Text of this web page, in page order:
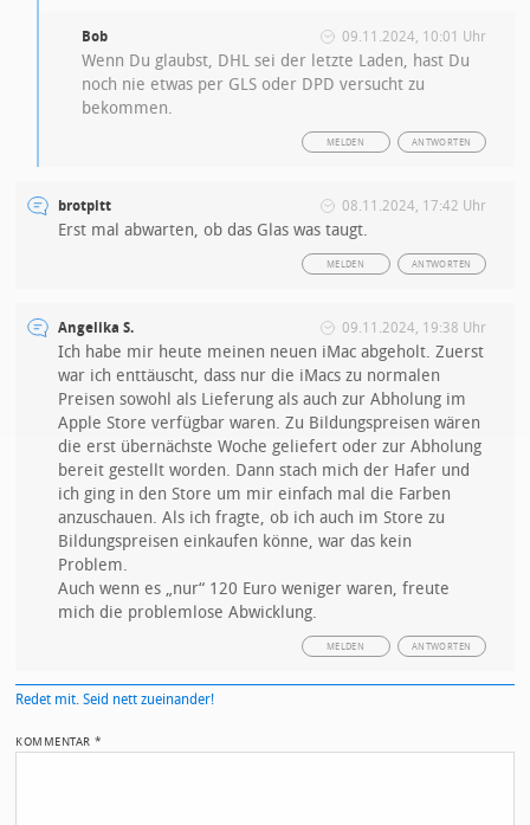
Bob 09.11.2024, 10:01 Uhr
Wenn Du glaubst, DHL sei der letzte Laden, hast Du
noch nie etwas per GLS oder DPD versucht zu
bekommen.
ANTWORTEN
MELDEN
brotpitt 08.11.2024, 17:42 Uhr
Erst mal abwarten, ob das Glas was taugt.
ANTWORTEN
MELDEN
Angelika S. 09.11.2024, 19:38 Uhr
Ich habe mir heute meinen neuen iMac abgeholt. Zuerst
war ich enttäuscht, dass nur die iMacs zu normalen
Preisen sowohl als Lieferung als auch zur Abholung im
Apple Store verfügbar waren. Zu Bildungspreisen wären
die erst übernächste Woche geliefert oder zur Abholung
bereit gestellt worden. Dann stach mich der Hafer und
ich ging in den Store um mir einfach mal die Farben
anzuschauen. Als ich fragte, ob ich auch im Store zu
Bildungspreisen einkaufen könne, war das kein
Problem.
Auch wenn es „nur“ 120 Euro weniger waren, freute
mich die problemlose Abwicklung.
ANTWORTEN
MELDEN
Redet mit. Seid nett zueinander!
KOMMENTAR*